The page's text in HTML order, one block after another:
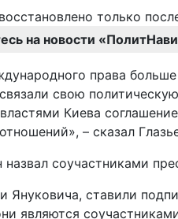
на новости
права
свою
Киева
– сказал
соучастниками
ставили
являются